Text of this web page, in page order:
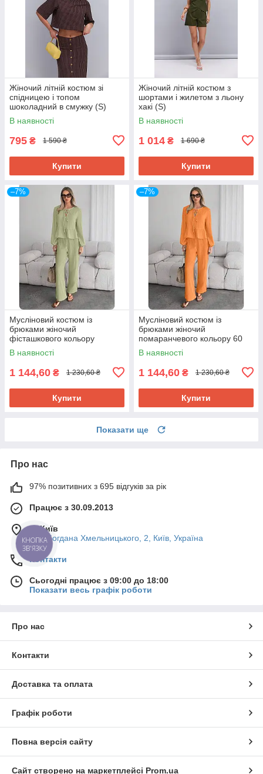
Жіночий літній костюм зі
спідницею і топом
шоколадний в смужку (S)
В наявності
795 ₴ 1 590 ₴
Купити
Жіночий літній костюм з
шортами і жилетом з льону
хакі (S)
В наявності
1 014 ₴ 1 690 ₴
Купити
–7%
Мусліновий костюм із
брюками жіночий
фісташкового кольору
В наявності
1 144,60 ₴ 1 230,60 ₴
Купити
–7%
Мусліновий костюм із
брюками жіночий
помаранчевого кольору 60
В наявності
1 144,60 ₴ 1 230,60 ₴
Купити
Показати ще
Про нас
97% позитивних з 695 відгуків за рік
Працює з 30.09.2013
м. Київ
вул. Богдана Хмельницького, 2, Київ, Україна
Контакти
Сьогодні працює з 09:00 до 18:00
Показати весь графік роботи
Про нас
Контакти
Доставка та оплата
Графік роботи
Повна версія сайту
Сайт створено на маркетплейсі Prom.ua
КНОПКА
ЗВ'ЯЗКУ